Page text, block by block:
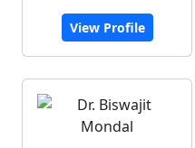
View Profile